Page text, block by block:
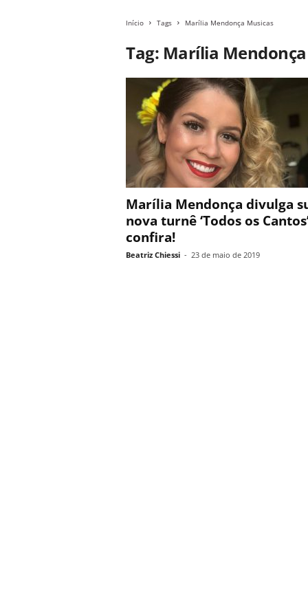
Início Tags Marília Mendonça Musicas
Tag: Marília
Marília Mendonça divulga
nova turnê ‘Todos os
confira!
Beatriz Chiessi - 23 de maio de 2019